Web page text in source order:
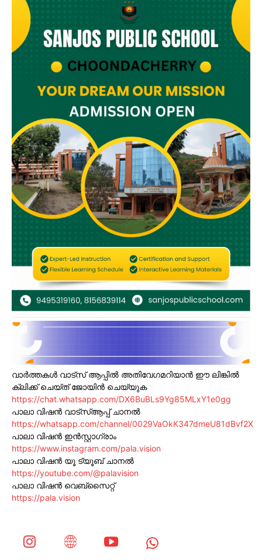
വാർത്തകൾ വാട്സ് ആപ്പിൽ അതിവേഗമറിയാൻ ഈ ലിങ്കിൽ
ക്ലിക്ക് ചെയ്ത് ജോയിൻ ചെയ്യുക
https://chat.whatsapp.com/DX6BuBLs9Yg85MLxY1e0gg
പാലാ വിഷൻ വാട്സ്ആപ്പ് ചാനൽ
https://whatsapp.com/channel/0029VaOkK347dmeU81dBvf2X
പാലാ വിഷൻ ഇൻസ്റ്റാഗ്രാം
https://www.instagram.com/pala.vision
പാലാ വിഷൻ യൂ ട്യൂബ് ചാനൽ
https://youtube.com/@palavision
പാലാ വിഷൻ വെബ്സൈറ്റ്
https://pala.vision